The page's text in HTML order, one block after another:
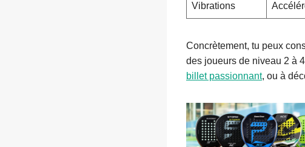
Vibrations
Concrètement, tu peux
des joueurs de niveau 2 à
billet passionnant, ou à